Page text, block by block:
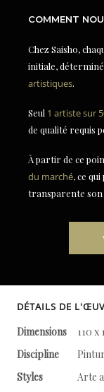
COMMENT
Chez Saisho,
initiale,
artistiques.
Seul 1 artiste sur
de qualité requis
À partir de ce
du marché, ce
transparente son
DÉTAILS DE
Dimensions
110 x
Discipline
Styles
Arte